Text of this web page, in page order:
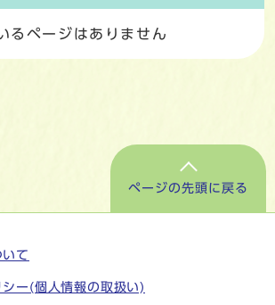
るページはありません
ページの先頭に戻る
て
ー(個人情報の取扱い)